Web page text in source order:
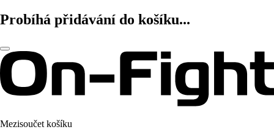
Probíhá přidávání do košíku...
Mezisoučet košíku